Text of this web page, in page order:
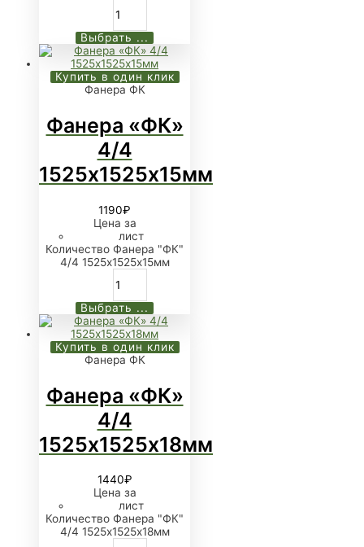
Выбрать ...
Купить в один клик
Фанера ФК
Фанера «ФК»
4/4
1525х1525х15мм
1190₽
Цена за
лист
Количество Фанера "ФК"
4/4 1525х1525х15мм
Выбрать ...
Купить в один клик
Фанера ФК
Фанера «ФК»
4/4
1525х1525х18мм
1440₽
Цена за
лист
Количество Фанера "ФК"
4/4 1525х1525х18мм